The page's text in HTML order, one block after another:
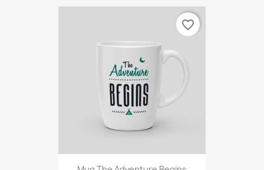
favorite_border